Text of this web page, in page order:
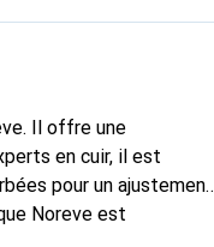
Il offre une
en cuir, il est
pour un ajustement
Noreve est